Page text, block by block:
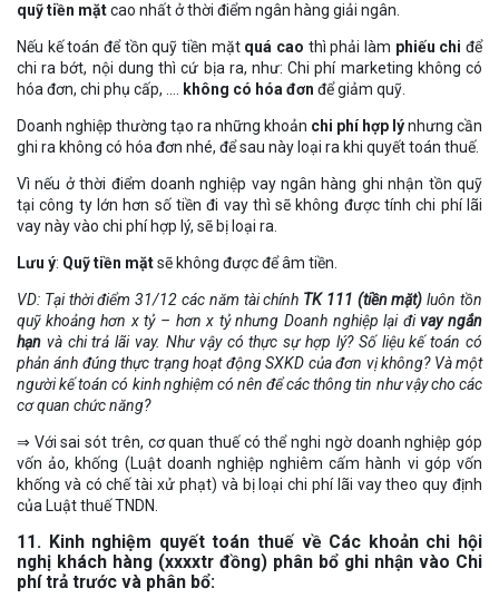
quỹ tiền mặtcao nhất ở thời điểm ngân hàng giải ngân.
Nếu kế toán để tồn quỹ tiền mặt quá cao thì phải làm phiếu chi để
chi ra bớt, nội dung thì cứ bịa ra, như: Chi phí marketing không có
hóa đơn, chi phụ cấp, .…
không có hóa đơn để giảm quỹ.
Doanh nghiệp thường tạo ra những khoản chi phí hợp lýnhưng cần
ghi ra không có hóa đơn nhé, để sau này loại ra khi quyết toán thuế.
Vì nếu ở thời điểm doanh nghiệp vay ngân hàng ghi nhận tồn quỹ
tại công ty lớn hơn số tiền đi vay thì sẽ không được tính chi phí lãi
vay này vào chi phí hợp lý, sẽ bị loại ra.
Lưu ý: Quỹ tiền mặtsẽ không được để âm tiền.
VD: Tại thời điểm 31/12 các năm tài chính TK 111 (tiền mặt) luôn tồn
quỹ khoảng hơn x tỷ – hơn x tỷ nhưng Doanh nghiệp lại đivay ngắn
hạn và chi trả lãi vay. Như vậy có thực sự hợp lý? Số liệu kế toán có
phản ánh đúng thực trạng hoạt động SXKD của đơn vị không? Và một
người kế toán có kinh nghiệm có nên để các thông tin như vậy cho các
cơ quan chức năng?
⇒ Với sai sót trên, cơ quan thuế có thể nghi ngờ doanh nghiệp góp
vốn ảo, khống (Luật doanh nghiệp nghiêm cấm hành vi góp vốn
khống và có chế tài xử phạt) và bị loại chi phí lãi vay theo quy định
của Luật thuế TNDN.
11. Kinh nghiệm quyết toán thuế về Các khoản chi hội
nghị khách hàng (xxxxtr đồng) phân bổ ghi nhận vào Chi
phí trả trước và phân bổ: